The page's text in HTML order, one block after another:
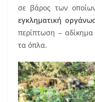
σε βάρος των
εγκληματική
περίπτωση –
τα όπλα.